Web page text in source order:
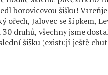
borovicovou šišku!
ořech, Jalovec se šípkem,
30 druhů, všechny jsme
šišku (existují ještě